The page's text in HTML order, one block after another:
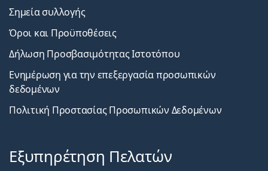
Σημεία συλλογής
Όροι και Προϋποθέσεις
Δήλωση Προσβασιμότητας Ιστοτόπου
Ενημέρωση για την επεξεργασία προσωπικών
δεδομένων
Πολιτική Προστασίας Προσωπικών Δεδομένων
Εξυπηρέτηση Πελατών